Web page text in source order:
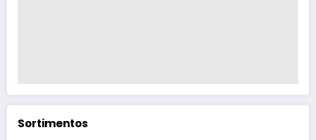
Sortimentos